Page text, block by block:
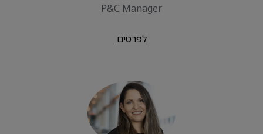
P&C Manager
לפרטים